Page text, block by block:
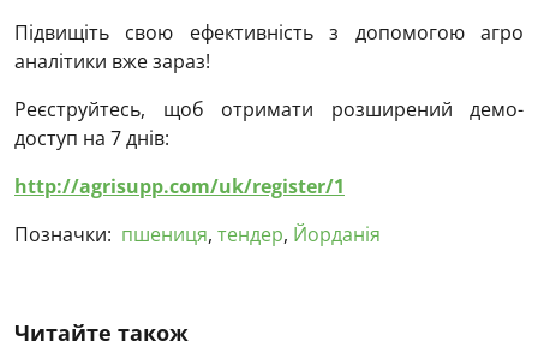
Підвищіть свою ефективність з допомогою агро
аналітики вже зараз!
Реєструйтесь, щоб отримати розширений демо-
доступ на 7 днів:
http://agrisupp.com/uk/register/1
Позначки: пшениця, тендер, Йорданія
Читайте також